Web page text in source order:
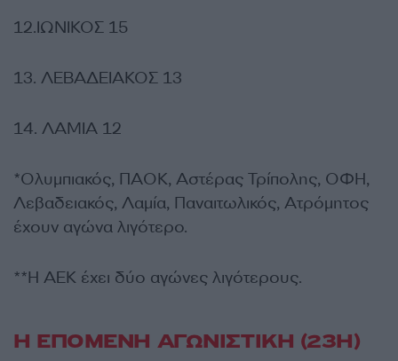
12.ΙΩΝΙΚΟΣ 15
13. ΛΕΒΑΔΕΙΑΚΟΣ 13
14. ΛΑΜΙΑ 12
*Ολυμπιακός, ΠΑΟΚ, Αστέρας Τρίπολης, ΟΦΗ,
Λεβαδειακός, Λαμία, Παναιτωλικός, Ατρόμητος
έχουν αγώνα λιγότερο.
**Η ΑΕΚ έχει δύο αγώνες λιγότερους.
Η ΕΠΟΜΕΝΗ ΑΓΩΝΙΣΤΙΚΗ (23Η)